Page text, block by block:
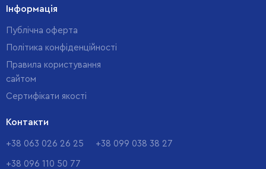
Інформація
Публічна оферта
Політика конфіденційності
Правила користування
сайтом
Cертифікати якості
Контакти
+38 063 026 26 25 +38 099 038 38 27
+38 096 110 50 77